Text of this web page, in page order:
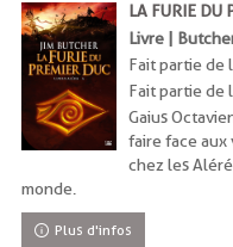
LA FURIE DU
Livre |
Fait partie de
Fait partie de
Gaius
faire face
chez les
monde.
Plus d'infos